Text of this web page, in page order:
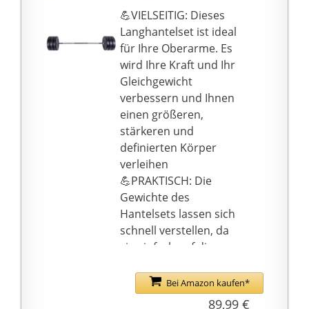
Nackenauflage. Die mit
einem verdichteten
Mineralgranulat-
Gemisch gefüllten
Hantelscheiben passen
dank 30mm Bohrung
auch für andere
Hantelstangen mit
entsprechender
Scheibenaufnahme, für
maximale Flexibilität!
PROFESSIONELL
konzipierte
Trainingsgeräte und
Zubehör bieten wir Dir
größter Hersteller und
Lieferant für
Kreuzheben,
Kniebeugen,
Schulterdrücken uvm.
💪VIELSEITIG: Dieses
Langhantelset ist ideal
für Ihre Oberarme. Es
wird Ihre Kraft und Ihr
Gleichgewicht
verbessern und Ihnen
einen größeren,
stärkeren und
definierten Körper
verleihen
💪PRAKTISCH: Die
Gewichte des
Hantelsets lassen sich
schnell verstellen, da
sie einfach auf die
aufgeschoben und
durch Federverschlüsse
Bei Amazon kaufen*
89,99 €